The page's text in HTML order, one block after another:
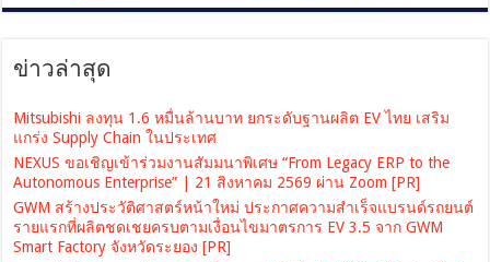
ข่าวล่าสุด
Mitsubishi ลงทุน 1.6 หมื่นล้านบาท ยกระดับฐานผลิต EV ไทย เสริม
แกร่ง Supply Chain ในประเทศ
NEXUS ขอเชิญเข้าร่วมงานสัมมนาพิเศษ “From Legacy ERP to the
Autonomous Enterprise” | 21 สิงหาคม 2569 ผ่าน Zoom [PR]
GWM สร้างประวัติศาสตร์หน้าใหม่ ประกาศความสำเร็จแบรนด์รถยนต์
รายแรกที่ผลิตชดเชยครบตามเงื่อนไขมาตรการ EV 3.5 จาก GWM
Smart Factory จังหวัดระยอง [PR]